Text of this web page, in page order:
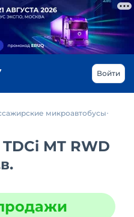
Войти
микроавтобусы
MT RWD